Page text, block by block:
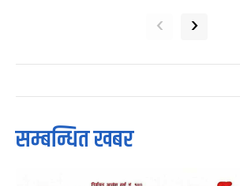
‹ ›
सम्बन्धित खबर